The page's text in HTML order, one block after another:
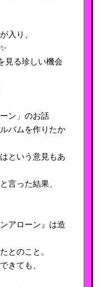
入り、
見る珍しい機会
ン」のお話
バムを作りたか
という意見もあ
言った結果、
アローン』は造
とのこと。
きても、